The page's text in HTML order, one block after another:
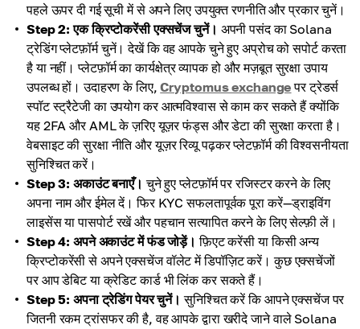
पहले ऊपर दी गई सूची में से अपने लिए उपयुक्त रणनीति और प्रकार चुनें।
Step 2: एक क्रिप्टोकरेंसी एक्सचेंज चुनें। अपनी पसंद का Solana
ट्रेडिंग प्लेटफ़ॉर्म चुनें। देखें कि वह आपके चुने हुए अप्रोच को सपोर्ट करता
है या नहीं। प्लेटफ़ॉर्म का कार्यक्षेत्र व्यापक हो और मज़बूत सुरक्षा उपाय
उपलब्ध हों। उदाहरण के लिए,Cryptomus exchangeपर ट्रेडर्स
स्पॉट स्ट्रैटेजी का उपयोग कर आत्मविश्वास से काम कर सकते हैं क्योंकि
यह 2FA और AML के ज़रिए यूज़र फंड्स और डेटा की सुरक्षा करता है।
वेबसाइट की सुरक्षा नीति और यूज़र रिव्यू पढ़कर प्लेटफ़ॉर्म की विश्वसनीयता
सुनिश्चित करें।
Step 3: अकाउंट बनाएँ। चुने हुए प्लेटफ़ॉर्म पर रजिस्टर करने के लिए
अपना नाम और ईमेल दें। फिर KYC सफलतापूर्वक पूरा करें—ड्राइविंग
लाइसेंस या पासपोर्ट रखें और पहचान सत्यापित करने के लिए सेल्फ़ी लें।
Step 4: अपने अकाउंट में फंड जोड़ें। फ़िएट करेंसी या किसी अन्य
क्रिप्टोकरेंसी से अपने एक्सचेंज वॉलेट में डिपॉज़िट करें। कुछ एक्सचेंजों
पर आप डेबिट या क्रेडिट कार्ड भी लिंक कर सकते हैं।
Step 5: अपना ट्रेडिंग पेयर चुनें। सुनिश्चित करें कि आपने एक्सचेंज पर
जितनी रकम ट्रांसफर की है, वह आपके द्वारा खरीदे जाने वाले Solana